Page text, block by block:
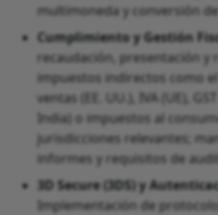
multimoneda y conversión de
Cumplimiento y Gestión
recaudación, presentación y
impuestos indirectos como
ventas (EE. UU.), IVA (UE),
India) o impuestos al
jurisdicciones relevantes;
informes y requisitos de
3D Secure (3DS) y
Implementación de